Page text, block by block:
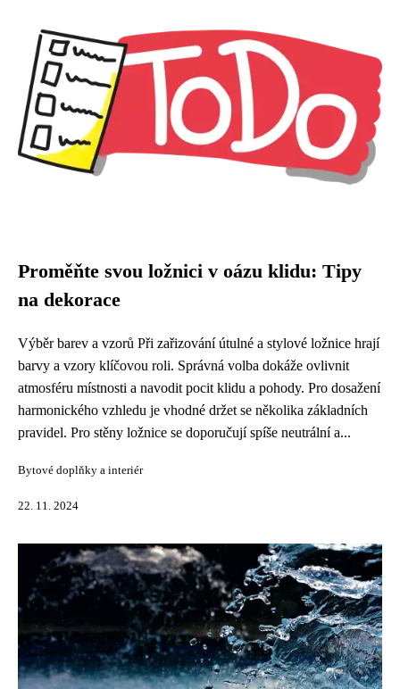
Proměňte svou ložnici v oázu klidu: Tipy
na dekorace
Výběr barev a vzorů Při zařizování útulné a stylové ložnice hrají
barvy a vzory klíčovou roli. Správná volba dokáže ovlivnit
atmosféru místnosti a navodit pocit klidu a pohody. Pro dosažení
harmonického vzhledu je vhodné držet se několika základních
pravidel. Pro stěny ložnice se doporučují spíše neutrální a...
Bytové doplňky a interiér
22. 11. 2024